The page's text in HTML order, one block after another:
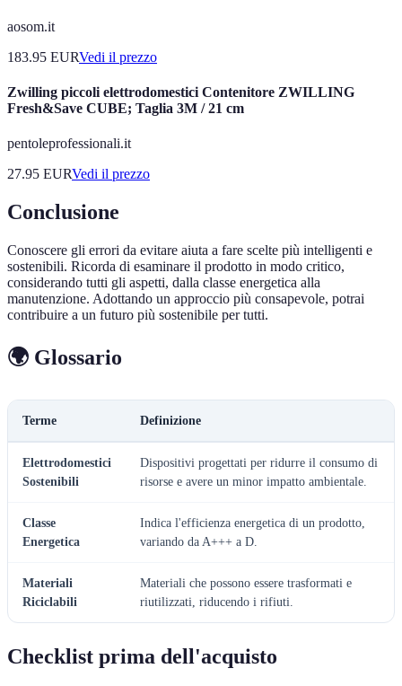
aosom.it
183.95 EURVedi il prezzo
Zwilling piccoli elettrodomestici Contenitore ZWILLING
Fresh&Save CUBE; Taglia 3M / 21 cm
pentoleprofessionali.it
27.95 EURVedi il prezzo
Conclusione
Conoscere gli errori da evitare aiuta a fare scelte più intelligenti e
sostenibili. Ricorda di esaminare il prodotto in modo critico,
considerando tutti gli aspetti, dalla classe energetica alla
manutenzione. Adottando un approccio più consapevole, potrai
contribuire a un futuro più sostenibile per tutti.
🌍 Glossario
Terme Definizione
Elettrodomestici
Sostenibili
Dispositivi progettati per ridurre il consumo di
risorse e avere un minor impatto ambientale.
Classe
Energetica
Indica l'efficienza energetica di un prodotto,
variando da A+++ a D.
Materiali
Riciclabili
Materiali che possono essere trasformati e
riutilizzati, riducendo i rifiuti.
Checklist prima dell'acquisto